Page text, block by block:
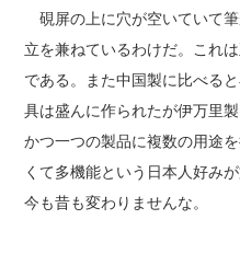
硯屏の上に穴が空いていて
立を兼ねているわけだ。これ
である。また中国製に比べる
具は盛んに作られたが伊万里
かつ一つの製品に複数の用途
くて多機能という日本人好み
今も昔も変わりませんな。